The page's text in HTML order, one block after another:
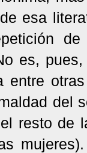
esa
es,
entre
del
resto de